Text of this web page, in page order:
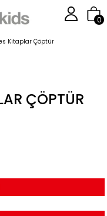
0
Kitaplar Çöptür
ÇÖPTÜR